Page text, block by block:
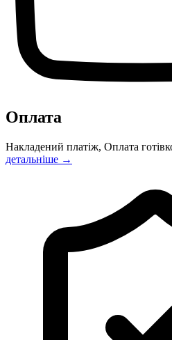
Оплата
Накладений платіж, Оплата
детальніше →